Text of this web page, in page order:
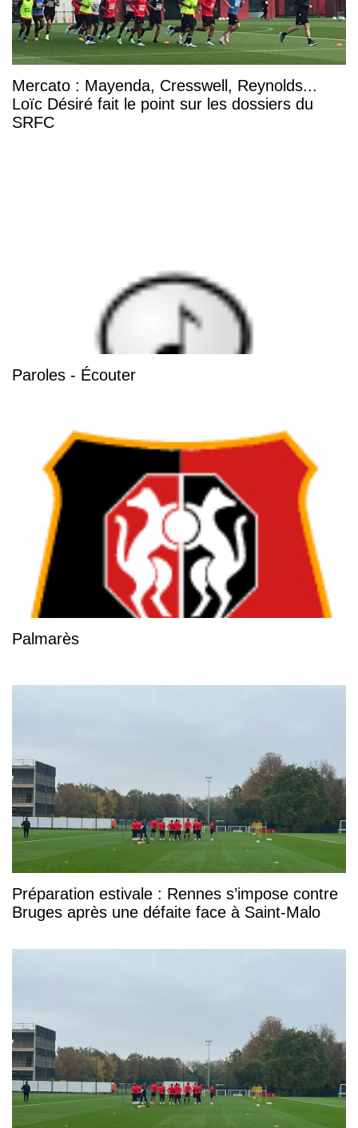
Mercato : Mayenda, Cresswell, Reynolds...
Loïc Désiré fait le point sur les dossiers du
SRFC
Paroles - Écouter
Palmarès
Préparation estivale : Rennes s’impose contre
Bruges après une défaite face à Saint-Malo